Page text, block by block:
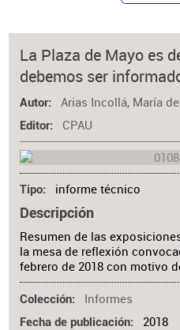
La Plaza de Mayo es
debemos ser
Autor Arias Incollá, María
Editor CPAU
Tipo informe técnico
Descripción
Resumen de las
la mesa de reflexión
febrero de 2018 con motivo
Colección Informes
Fecha de publicación 2018